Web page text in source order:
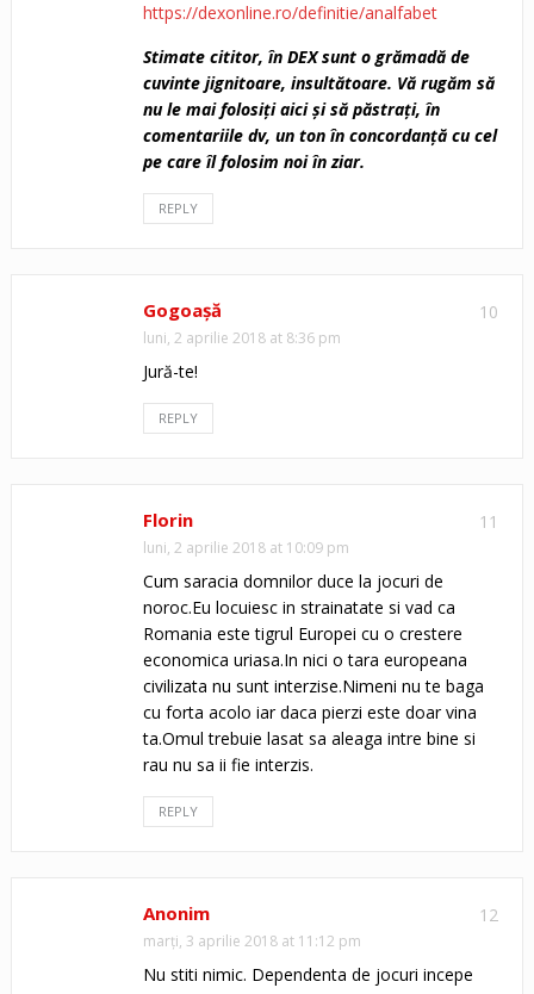
https://dexonline.ro/definitie/analfabet
Stimate cititor, în DEX sunt o grămadă de
cuvinte jignitoare, insultătoare. Vă rugăm să
nu le mai folosiţi aici şi să păstraţi, în
comentariile dv, un ton în concordanţă cu cel
pe care îl folosim noi în ziar.
REPLY
10
Gogoașă
luni, 2 aprilie 2018 at 8:36 pm
Jură-te!
REPLY
11
Florin
luni, 2 aprilie 2018 at 10:09 pm
Cum saracia domnilor duce la jocuri de
noroc.Eu locuiesc in strainatate si vad ca
Romania este tigrul Europei cu o crestere
economica uriasa.In nici o tara europeana
civilizata nu sunt interzise.Nimeni nu te baga
cu forta acolo iar daca pierzi este doar vina
ta.Omul trebuie lasat sa aleaga intre bine si
rau nu sa ii fie interzis.
REPLY
12
Anonim
marți, 3 aprilie 2018 at 11:12 pm
Nu stiti nimic. Dependenta de jocuri incepe